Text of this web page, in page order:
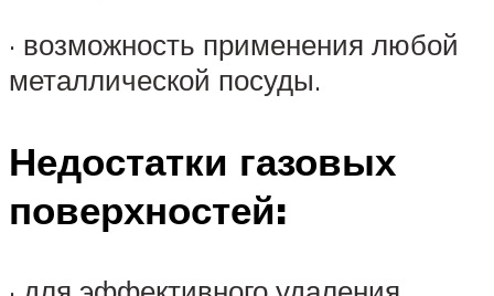
· возможность применения любой
металлической посуды.
Недостатки газовых
поверхностей: